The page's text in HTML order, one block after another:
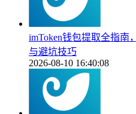
imToken钱包提取全指南
与避坑技巧
2026-08-10 16:40:08